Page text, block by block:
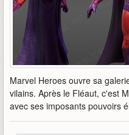
Marvel Heroes ouvre sa
vilains. Après le Fléaut, c'est
avec ses imposants pouvoirs